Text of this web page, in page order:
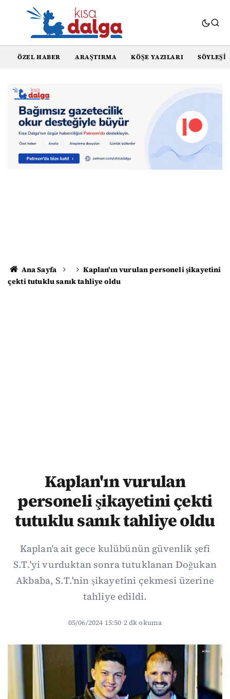
ÖZEL HABER ARAŞTIRMA KÖŞE YAZILARI SÖYLEŞI
Ana Sayfa
Kaplan'ın vurulan personeli şikayetini
çekti tutuklu sanık tahliye oldu
Kaplan'ın vurulan
personeli şikayetini çekti
tutuklu sanık tahliye oldu
Kaplan'a ait gece kulübünün güvenlik şefi
S.T.'yi vurduktan sonra tutuklanan Doğukan
Akbaba, S.T.'nin şikayetini çekmesi üzerine
tahliye edildi.
05/06/2024 15:50·2 dk okuma